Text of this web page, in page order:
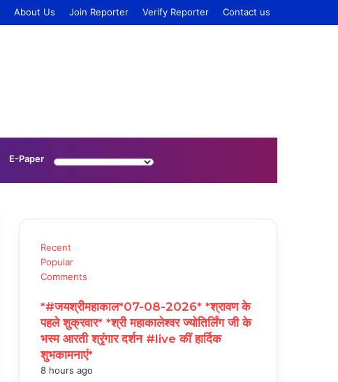
About Us Join Reporter Verify Reporter Contact us
E-Paper
Recent
Popular
Comments
*#जयश्रीमहाकाल*07-08-2026* *श्रावण के
पहले शुक्रवार* *श्री महाकालेश्वर ज्योतिर्लिंग जी के
भस्म आरती श्रृंगार दर्शन #live कीं हार्दिक
शुभकामनाएं*
8 hours ago